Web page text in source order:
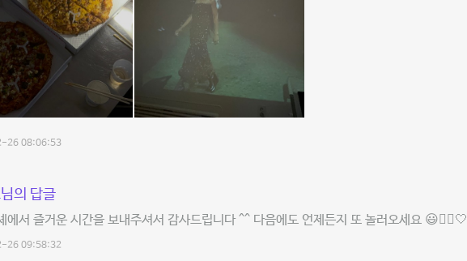
26 08:06:53
의 답글
에서 즐거운 시간을 보내주셔서 감사드립니다 ^^ 다음에도 언제든지 또 놀러오세요 😃🙇‍♂️🤍
26 09:58:32